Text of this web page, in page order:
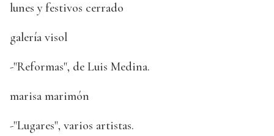
lunes y festivos cerrado
galería visol
-"Reformas", de Luis Medina.
marisa marimón
-"Lugares", varios artistas.